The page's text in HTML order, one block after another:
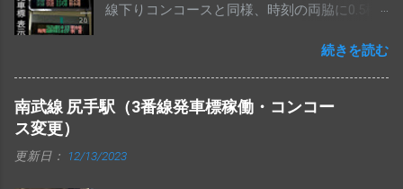
線下りコンコースと同様、時刻の両脇に0.5桁
す。 始発表示は、路線名と交互に設定されて
います。 せっかくなので、過去の表示もまと
めてみました。
続きを読む
南武線 尻手駅（3番線発車標稼働・コンコー
ス変更）
更新日： 12/13/2023